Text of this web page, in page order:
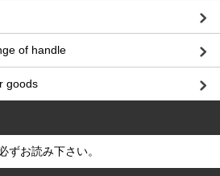
of handle
goods
ずお読み下さい。